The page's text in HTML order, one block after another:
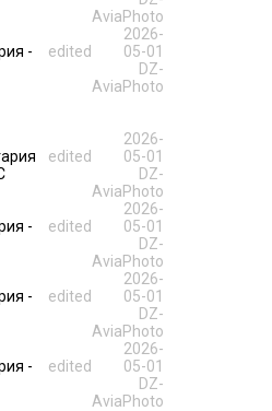
AviaPhoto
-
edited
2026-
05-01
DZ-
AviaPhoto
edited
2026-
05-01
DZ-
AviaPhoto
-
edited
2026-
05-01
DZ-
AviaPhoto
-
edited
2026-
05-01
DZ-
AviaPhoto
-
edited
2026-
05-01
DZ-
AviaPhoto